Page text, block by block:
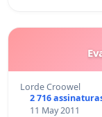
Lorde Croowel
2 716
11 May 2011